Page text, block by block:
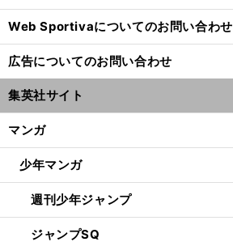
Web Sportivaについてのお問い合わせ
広告についてのお問い合わせ
集英社サイト
マンガ
少年マンガ
週刊少年ジャンプ
ジャンプSQ